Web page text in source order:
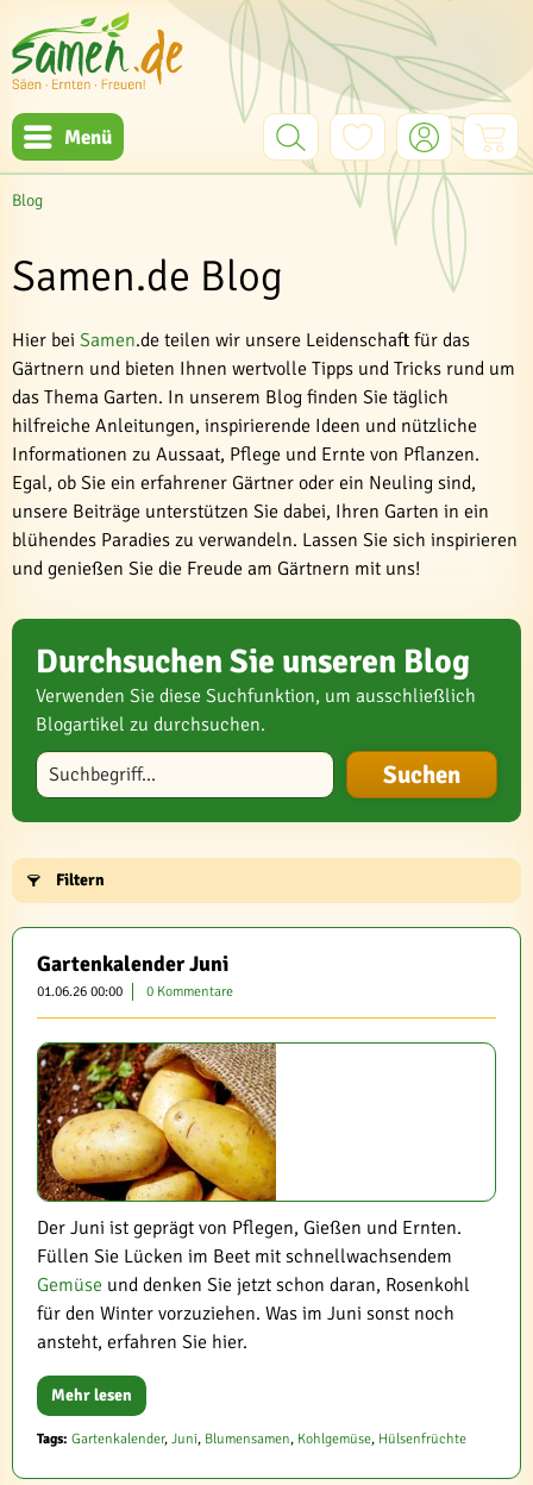
Menü
Blog
Samen.de Blog
Hier bei Samen.de teilen wir unsere Leidenschaft für das
Gärtnern und bieten Ihnen wertvolle Tipps und Tricks rund um
das Thema Garten. In unserem Blog finden Sie täglich
hilfreiche Anleitungen, inspirierende Ideen und nützliche
Informationen zu Aussaat, Pflege und Ernte von Pflanzen.
Egal, ob Sie ein erfahrener Gärtner oder ein Neuling sind,
unsere Beiträge unterstützen Sie dabei, Ihren Garten in ein
blühendes Paradies zu verwandeln. Lassen Sie sich inspirieren
und genießen Sie die Freude am Gärtnern mit uns!
Durchsuchen Sie unseren Blog
Verwenden Sie diese Suchfunktion, um ausschließlich
Blogartikel zu durchsuchen.
Blog durchsuchen
Filtern
Gartenkalender Juni
01.06.26 00:00 0 Kommentare
Der Juni ist geprägt von Pflegen, Gießen und Ernten.
Füllen Sie Lücken im Beet mit schnellwachsendem
Gemüse und denken Sie jetzt schon daran, Rosenkohl
für den Winter vorzuziehen. Was im Juni sonst noch
ansteht, erfahren Sie hier.
Mehr lesen
Tags: Gartenkalender, Juni, Blumensamen, Kohlgemüse, Hülsenfrüchte